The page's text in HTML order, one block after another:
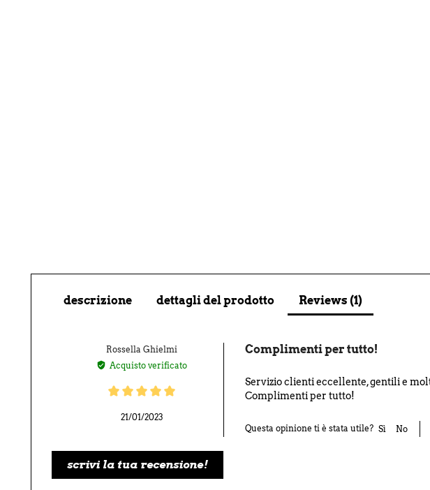
descrizione dettagli del prodotto Reviews (1)
Rossella Ghielmi
Acquisto verificato
21/01/2023
Complimenti per tutto!
Servizio clienti eccellente, gentili e
Complimenti per tutto!
Questa opinione ti è stata utile? Sì No
scrivi la tua recensione!